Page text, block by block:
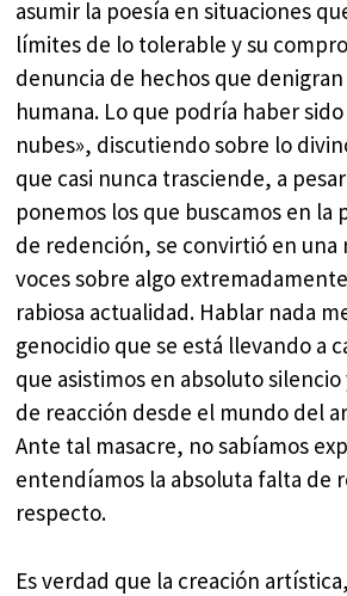
asumir la poesía en situaciones
límites de lo tolerable y su
denuncia de hechos que
humana. Lo que podría haber
nubes», discutiendo sobre lo
que casi nunca trasciende, a
ponemos los que buscamos en la
de redención, se convirtió en una
voces sobre algo
rabiosa actualidad. Hablar nada
genocidio que se está llevando a
que asistimos en absoluto
de reacción desde el mundo del
Ante tal masacre, no sabíamos
entendíamos la absoluta falta de
respecto.
Es verdad que la creación